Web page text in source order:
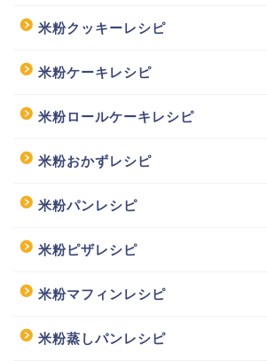
米粉クッキーレシピ
米粉ケーキレシピ
米粉ロールケーキレシピ
米粉おかずレシピ
米粉パンレシピ
米粉ピザレシピ
米粉マフィンレシピ
米粉蒸しパンレシピ